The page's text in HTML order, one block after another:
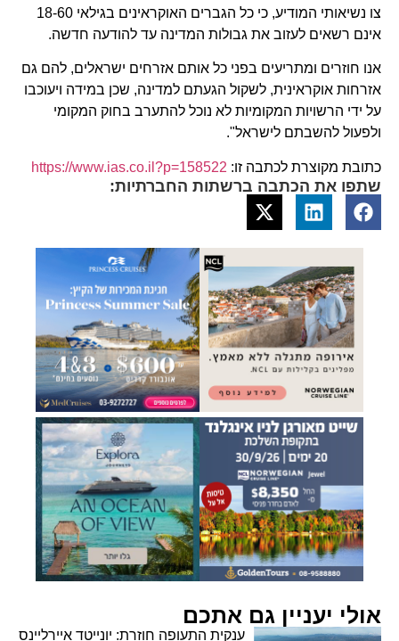
צו נשיאותי המודיע, כי כל הגברים האוקראינים בגילאי 18-60
אינם רשאים לעזוב את גבולות המדינה עד להודעה חדשה.
אנו חוזרים ומתריעים בפני כל אותם אזרחים ישראלים, להם גם
אזרחות אוקראינית, לשקול הגעתם למדינה, שכן במידה ויעוכבו
על ידי הרשויות המקומיות לא נוכל להתערב בחוק המקומי
ולפעול להשבתם לישראל".
כתובת מקוצרת לכתבה זו: https://www.ias.co.il?p=158522
שתפו את הכתבה ברשתות החברתיות:
אולי יעניין גם אתכם
ענקית התעופה חוזרת: יונייטד איירליינס